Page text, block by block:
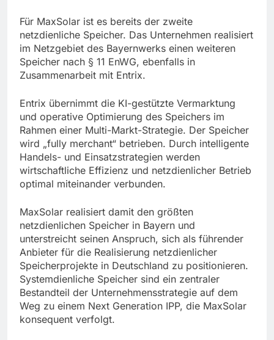
Für MaxSolar ist es bereits der zweite
netzdienliche Speicher. Das Unternehmen realisiert
im Netzgebiet des Bayernwerks einen weiteren
Speicher nach § 11 EnWG, ebenfalls in
Zusammenarbeit mit Entrix.
Entrix übernimmt die KI-gestützte Vermarktung
und operative Optimierung des Speichers im
Rahmen einer Multi-Markt-Strategie. Der Speicher
wird „fully merchant“ betrieben. Durch intelligente
Handels- und Einsatzstrategien werden
wirtschaftliche Effizienz und netzdienlicher Betrieb
optimal miteinander verbunden.
MaxSolar realisiert damit den größten
netzdienlichen Speicher in Bayern und
unterstreicht seinen Anspruch, sich als führender
Anbieter für die Realisierung netzdienlicher
Speicherprojekte in Deutschland zu positionieren.
Systemdienliche Speicher sind ein zentraler
Bestandteil der Unternehmensstrategie auf dem
Weg zu einem Next Generation IPP, die MaxSolar
konsequent verfolgt.